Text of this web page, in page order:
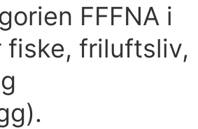
FFFNA i
fiske, friluftsliv,